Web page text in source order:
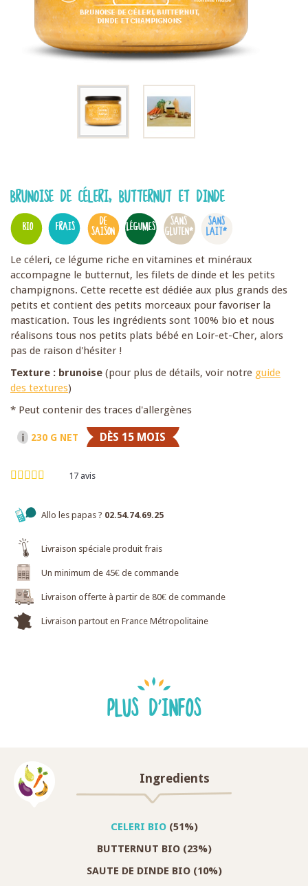
BRUNOISE DE CÉLERI, BUTTERNUT ET DINDE
BIO FRAIS
DE
SAISON
LÉGUMES
SANS
GLUTEN*
SANS
LAIT*
Le céleri, ce légume riche en vitamines et minéraux
accompagne le butternut, les filets de dinde et les petits
champignons. Cette recette est dédiée aux plus grands des
petits et contient des petits morceaux pour favoriser la
mastication. Tous les ingrédients sont 100% bio et nous
réalisons tous nos petits plats bébé en Loir-et-Cher, alors
pas de raison d'hésiter !
Texture : brunoise (pour plus de détails, voir notre guide
des textures)
* Peut contenir des traces d'allergènes
230 G NET DÈS 15 MOIS
17 avis
Allo les papas ? 02.54.74.69.25
Livraison spéciale produit frais
Un minimum de 45€ de commande
Livraison offerte à partir de 80€ de commande
Livraison partout en France Métropolitaine
PLUS D'INFOS
Ingredients
CELERI BIO(51%)
BUTTERNUT BIO (23%)
SAUTE DE DINDE BIO (10%)